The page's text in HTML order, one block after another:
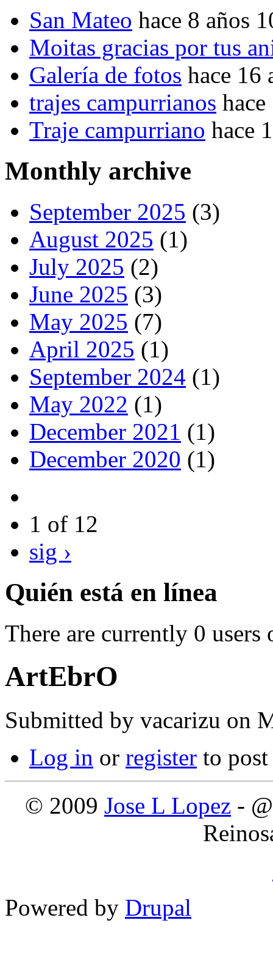
San Mateo hace 8 años
Moitas gracias por tus
Galería de fotos hace 16
trajes campurrianos
Traje campurriano hace
Monthly archive
September 2025 (3)
August 2025 (1)
July 2025 (2)
June 2025 (3)
May 2025 (7)
April 2025 (1)
September 2024 (1)
May 2022 (1)
December 2021 (1)
December 2020 (1)
1 of 12
sig ›
Quién está en línea
There are currently 0 users
ArtEbrO
Submitted by vacarizu on
Log in or register to
© 2009 Jose L Lopez -
Powered by Drupal